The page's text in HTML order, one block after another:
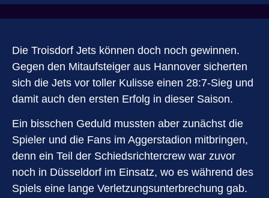
Die Troisdorf Jets können doch noch gewinnen.
Gegen den Mitaufsteiger aus Hannover sicherten
sich die Jets vor toller Kulisse einen 28:7-Sieg und
damit auch den ersten Erfolg in dieser Saison.
Ein bisschen Geduld mussten aber zunächst die
Spieler und die Fans im Aggerstadion mitbringen,
denn ein Teil der Schiedsrichtercrew war zuvor
noch in Düsseldorf im Einsatz, wo es während des
Spiels eine lange Verletzungsunterbrechung gab.